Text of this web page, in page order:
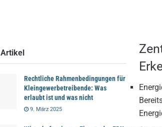
Artikel
Rechtliche Rahmenbedingungen für
Kleingewerbetreibende: Was
erlaubt ist und was nicht
9. März 2025